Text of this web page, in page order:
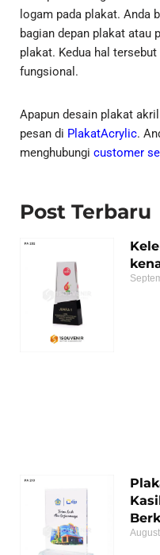
logam pada plakat. Anda
bagian depan plakat atau
plakat. Kedua hal
fungsional.
Apapun desain plakat
pesan di PlakatAcrylic.
menghubungi customer
Post Terbaru